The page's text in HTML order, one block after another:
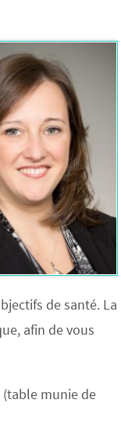
de santé. La
afin de vous
munie de